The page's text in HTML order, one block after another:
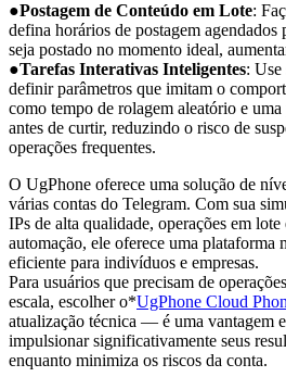
●Postagem de Conteúdo em Lote:
defina horários de postagem
seja postado no momento ideal,
●Tarefas Interativas Inteligentes: Use
definir parâmetros que imitam o
como tempo de rolagem aleatório e uma
antes de curtir, reduzindo o risco de
operações frequentes.
O UgPhone oferece uma solução de
várias contas do Telegram. Com sua
IPs de alta qualidade, operações em lote
automação, ele oferece uma plataforma
eficiente para indivíduos e empresas.
Para usuários que precisam de
escala, escolher o*UgPhone Cloud
atualização técnica — é uma vantagem
impulsionar significativamente seus
enquanto minimiza os riscos da conta.